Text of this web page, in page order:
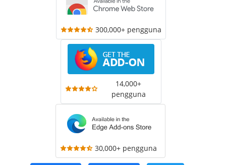
300,000+ pengguna
14,000+
pengguna
30,000+ pengguna